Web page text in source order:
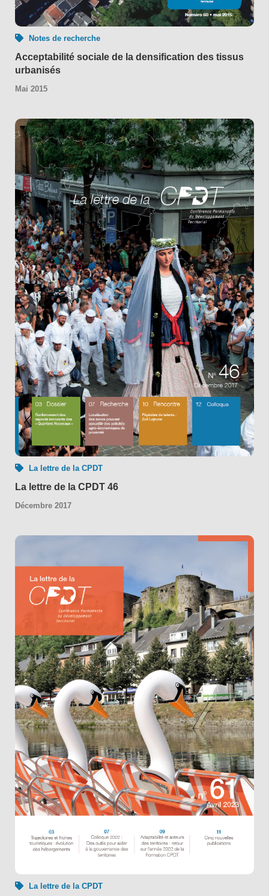
Notes de recherche
Acceptabilité sociale de la densification des tissus
urbanisés
Mai 2015
La lettre de la CPDT
La lettre de la CPDT 46
Décembre 2017
La lettre de la CPDT